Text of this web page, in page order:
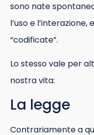
sono nate
l’uso e
“codificate”.
Lo stesso vale per
nostra vita:
La legge
Contrariamente a